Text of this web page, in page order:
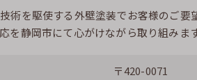
術を駆使する外壁塗装でお客様のご
を静岡市にて心がけながら取り組みます
〒420-0071